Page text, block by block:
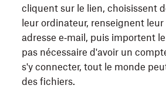
cliquent sur le lien, choisissent
leur ordinateur, renseignent
adresse e‑mail, puis importent
pas nécessaire d'avoir un
s'y connecter, tout le monde
des fichiers.